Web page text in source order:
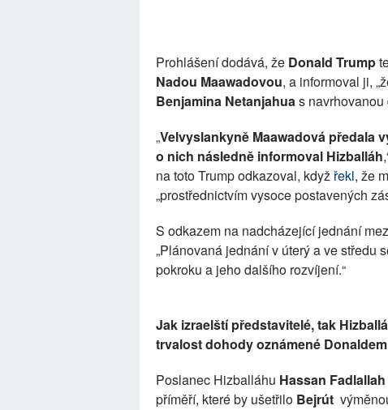
Prohlášení dodává, že Donald Trump
Nadou Maawadovou, a informoval ji,
Benjamina Netanjahuas navrhovanou
„Velvyslankyně Maawadová předala
o nich následně informoval Hizballáh
na toto Trump odkazoval, kdyžřekl, že
„prostřednictvím vysoce postavených
S odkazem na nadcházející jednání
„Plánovaná jednání v úterý a ve středu
pokroku a jeho dalšího rozvíjení.“
Jak izraelští představitelé, tak
trvalost dohody oznámené
Poslanec Hizballáhu Hassan Fadlallah
příměří, které by ušetřilo Bejrút